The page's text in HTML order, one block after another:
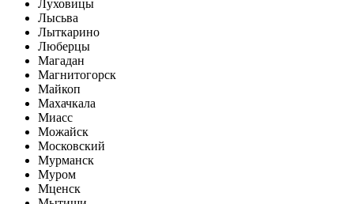
Луховицы
Лысьва
Лыткарино
Люберцы
Магадан
Магнитогорск
Майкоп
Махачкала
Миасс
Можайск
Московский
Мурманск
Муром
Мценск